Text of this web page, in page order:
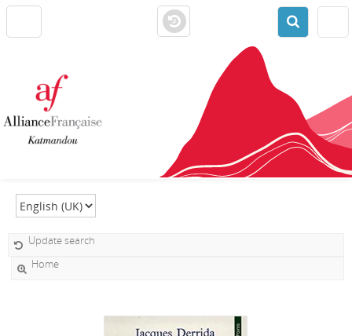
Select language
Update search
Home